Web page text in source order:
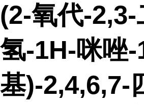
(2-氧代-2,3-
氢-1H-咪唑-
基)-2,4,6,7-